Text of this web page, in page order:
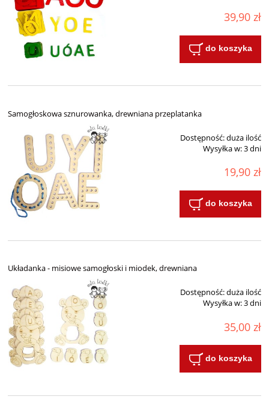
39,90 zł
do koszyka
Samogłoskowa sznurowanka, drewniana przeplatanka
Dostępność:duża ilość
Wysyłka w:3 dni
19,90 zł
do koszyka
Układanka - misiowe samogłoski i miodek, drewniana
Dostępność:duża ilość
Wysyłka w:3 dni
35,00 zł
do koszyka